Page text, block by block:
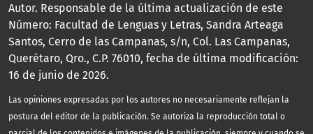
Autor. Responsable de la última actualización de este
Número: Facultad de Lenguas y Letras, Sandra Arteaga
Santos, Cerro de las Campanas, s/n, Col. Las Campanas,
Querétaro, Qro., C.P. 76010, fecha de última modificación:
16 de junio de 2026.
Las opiniones expresadas por los autores no necesariamente reflejan la
postura del editor de la publicación. Se autoriza la reproducción total o